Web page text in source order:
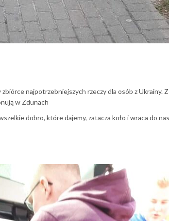
najpotrzebniejszych rzeczy dla osób z Ukrainy.
w Zdunach
dobro, które dajemy, zatacza koło i wraca do